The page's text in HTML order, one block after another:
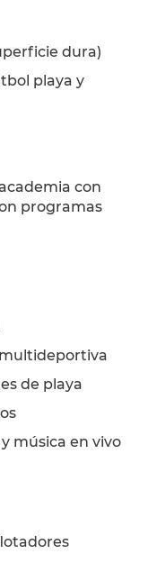
dura)
playa y
con
programas
de playa
música en vivo